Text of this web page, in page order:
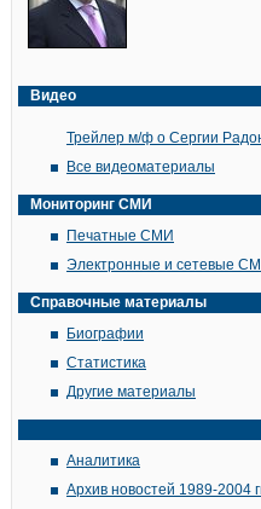
Видео
Трейлер м/ф о Сергии
Все видеоматериалы
Мониторинг СМИ
Печатные СМИ
Электронные и сетевые
Справочные материалы
Биографии
Статистика
Другие материалы
Аналитика
Архив новостей 1989-2004